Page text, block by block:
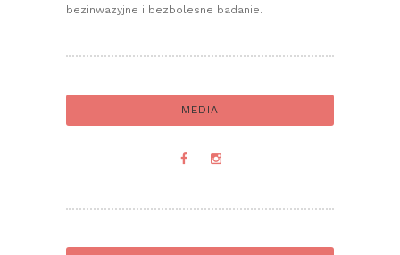
bezinwazyjne i bezbolesne badanie.
MEDIA